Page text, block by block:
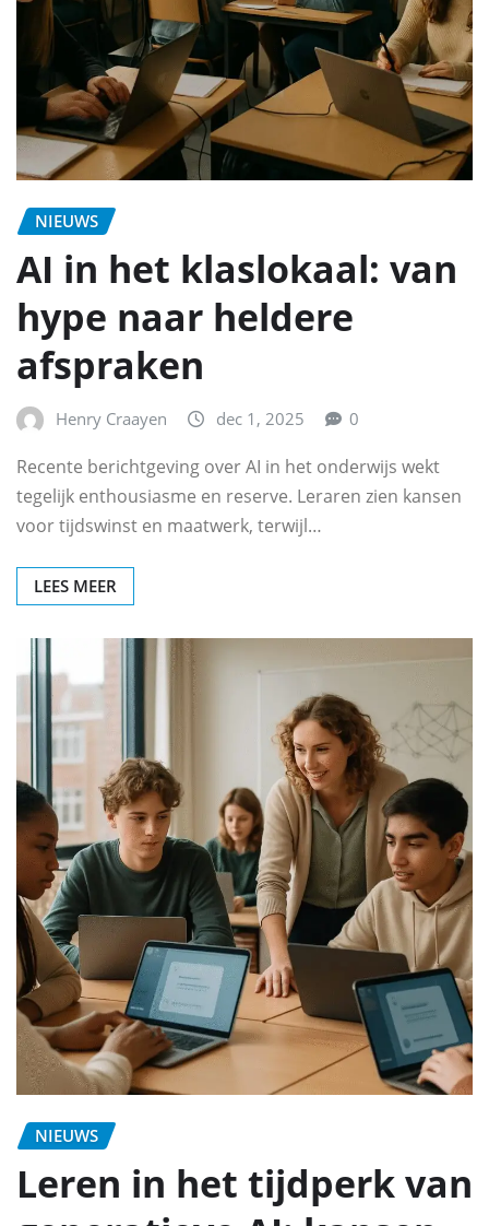
NIEUWS
AI in het klaslokaal: van
hype naar heldere
afspraken
Henry Craayen dec 1, 2025 0
Recente berichtgeving over AI in het onderwijs wekt
tegelijk enthousiasme en reserve. Leraren zien kansen
voor tijdswinst en maatwerk, terwijl…
LEES MEER
NIEUWS
Leren in het tijdperk van